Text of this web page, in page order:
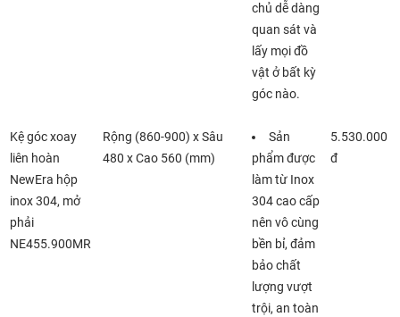
chủ dễ dàng
quan sát và
lấy mọi đồ
vật ở bất kỳ
góc nào.
Kệ góc xoay
liên hoàn
NewEra hộp
inox 304, mở
phải
NE455.900MR
Rộng (860-900)­­ x­­ Sâu
480 ­­x­­ Cao 560 (mm)
Sản
phẩm được
làm từ Inox
304 cao cấp
nên vô cùng
bền bỉ, đảm
bảo chất
lượng vượt
trội, an toàn
5.530.000
đ